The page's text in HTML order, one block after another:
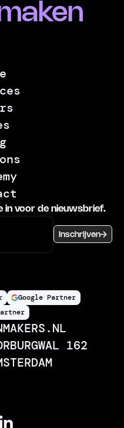
in voor de nieuwsbrief.
Inschrijven
Google Partner
162